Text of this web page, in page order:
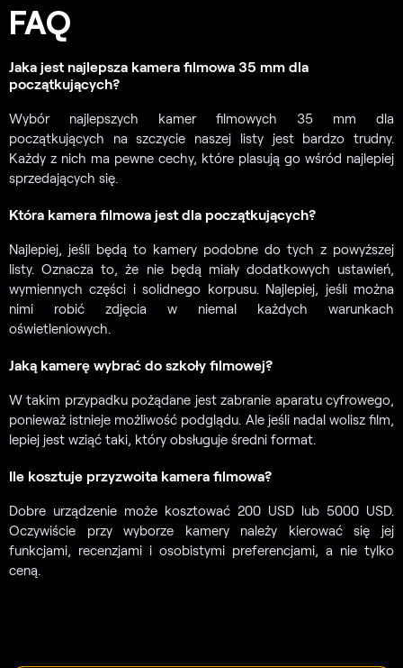
FAQ
Jaka jest najlepsza kamera filmowa 35 mm dla
początkujących?
Wybór najlepszych kamer filmowych 35 mm dla
początkujących na szczycie naszej listy jest bardzo trudny.
Każdy z nich ma pewne cechy, które plasują go wśród najlepiej
sprzedających się.
Która kamera filmowa jest dla początkujących?
Najlepiej, jeśli będą to kamery podobne do tych z powyższej
listy. Oznacza to, że nie będą miały dodatkowych ustawień,
wymiennych części i solidnego korpusu. Najlepiej, jeśli można
nimi robić zdjęcia w niemal każdych warunkach
oświetleniowych.
Jaką kamerę wybrać do szkoły filmowej?
W takim przypadku pożądane jest zabranie aparatu cyfrowego,
ponieważ istnieje możliwość podglądu. Ale jeśli nadal wolisz film,
lepiej jest wziąć taki, który obsługuje średni format.
Ile kosztuje przyzwoita kamera filmowa?
Dobre urządzenie może kosztować 200 USD lub 5000 USD.
Oczywiście przy wyborze kamery należy kierować się jej
funkcjami, recenzjami i osobistymi preferencjami, a nie tylko
ceną.